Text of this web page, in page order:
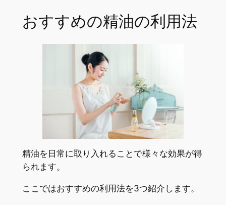
おすすめの精油の利用法
精油を日常に取り入れることで様々な効果が得
られます。
ここではおすすめの利用法を3つ紹介します。